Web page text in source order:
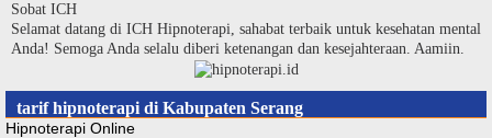
Langsung
ke
konten
Sobat ICH
Selamat datang di ICH Hipnoterapi, sahabat terbaik untuk kesehatan mental
Anda! Semoga Anda selalu diberi ketenangan dan kesejahteraan. Aamiin.
tarif hipnoterapi di Kabupaten Serang
Hipnoterapi Online